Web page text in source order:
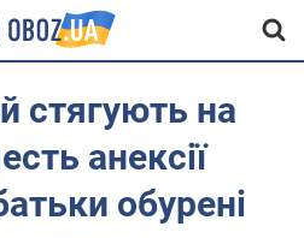
стягують на
анексії
обурені